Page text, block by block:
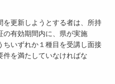
新しようとする者は、所持
の有効期間内に、県が実施
いずれか１種目を受講し面接
件を満たしていなければな